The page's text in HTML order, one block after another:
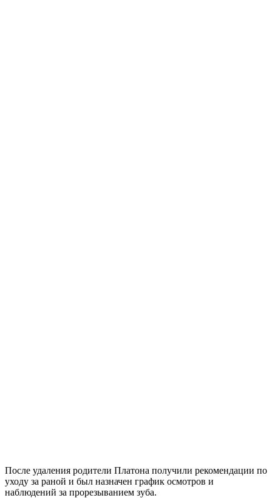
После удаления родители Платона получили рекомендации по
уходу за раной и был назначен график осмотров и
наблюдений за прорезыванием зуба.